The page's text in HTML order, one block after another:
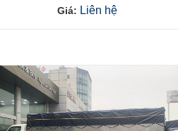
Giá: Liên hệ